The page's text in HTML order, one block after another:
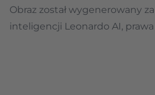
Obraz został wygenerowany
inteligencji Leonardo AI, prawa